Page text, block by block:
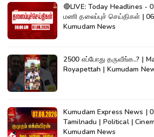
🔴LIVE: Today Headlines -
மணி தலைப்புச் செய்திகள் |
Kumudam News
2500 எப்போது தருவீங்க..? |
Royapettah | Kumudam
Kumudam Express News |
Tamilnadu | Political |
Kumudam News